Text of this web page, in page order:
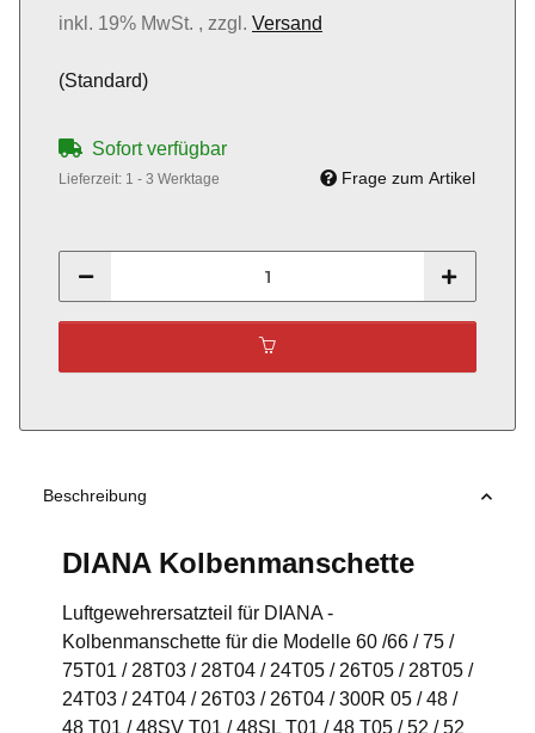
inkl. 19% MwSt. , zzgl. Versand
(Standard)
Sofort verfügbar
Lieferzeit: 1 - 3 Werktage Frage zum Artikel
Beschreibung
DIANA Kolbenmanschette
Luftgewehrersatzteil für DIANA -
Kolbenmanschette für die Modelle 60 /66 / 75 /
75T01 / 28T03 / 28T04 / 24T05 / 26T05 / 28T05 /
24T03 / 24T04 / 26T03 / 26T04 / 300R 05 / 48 /
48 T01 / 48SV T01 / 48SL T01 / 48 T05 / 52 / 52